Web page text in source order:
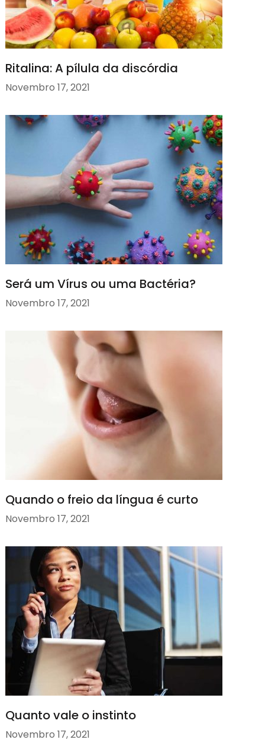
Ritalina: A pílula da discórdia
Novembro 17, 2021
Será um Vírus ou uma Bactéria?
Novembro 17, 2021
Quando o freio da língua é curto
Novembro 17, 2021
Quanto vale o instinto
Novembro 17, 2021